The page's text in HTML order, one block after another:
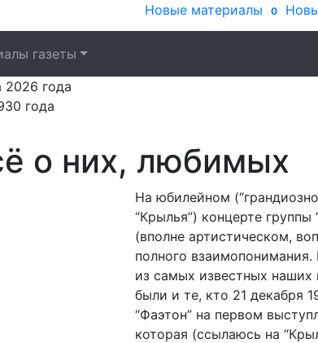
Новые материалы 0
газеты
2026 года
года
о них, любимых
На юбилейном
“Крылья”) концерте
(вполне артистическом,
полного
из самых известных
были и те, кто 21 декабря
“Фаэтон” на первом
которая (ссылаюсь на